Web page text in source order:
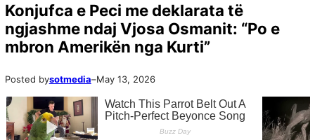
Konjufca e Peci me deklarata të
ngjashme ndaj Vjosa Osmanit: “Po e
mbron Amerikën nga Kurti”
Posted bysotmedia–May 13, 2026